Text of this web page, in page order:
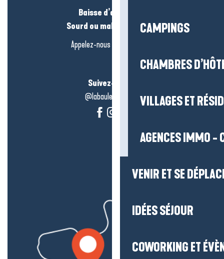
CAMPINGS
CHAMBRES
VILLAGES ET
AGENCES IMMO -
VENIR ET SE
IDÉES SÉJOUR
COWORKING ET
Baisse d’audition ?
Sourd ou malentendant ?
Appelez-nous en
Suivez-nous !
@labauleguérande